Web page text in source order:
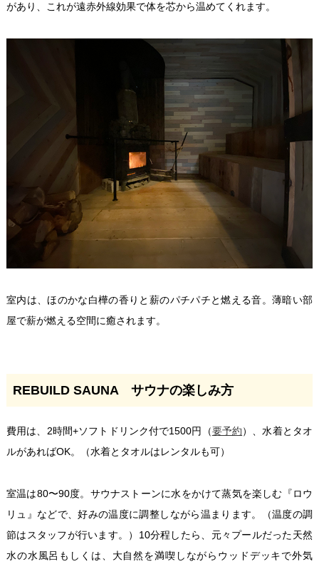
があり、これが遠赤外線効果で体を芯から温めてくれます。
室内は、ほのかな白樺の香りと薪のパチパチと燃える音。薄暗い部
屋で薪が燃える空間に癒されます。
REBUILD SAUNA サウナの楽しみ方
費用は、2時間+ソフトドリンク付で1500円（要予約）、水着とタオ
ルがあればOK。（水着とタオルはレンタルも可）
室温は80〜90度。サウナストーンに水をかけて蒸気を楽しむ『ロウ
リュ』などで、好みの温度に調整しながら温まります。（温度の調
節はスタッフが行います。）10分程したら、元々プールだった天然
水の水風呂もしくは、大自然を満喫しながらウッドデッキで外気